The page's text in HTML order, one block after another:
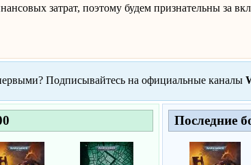
затрат, поэтому будем признательны за
Подписывайтесь на официальные каналы
Последние